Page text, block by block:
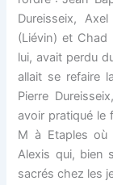
Dureisseix,
(Liévin) et Chad
lui, avait perdu
allait se refaire
Pierre
avoir pratiqué le
M à Etaples où
Alexis qui, bien
sacrés chez les